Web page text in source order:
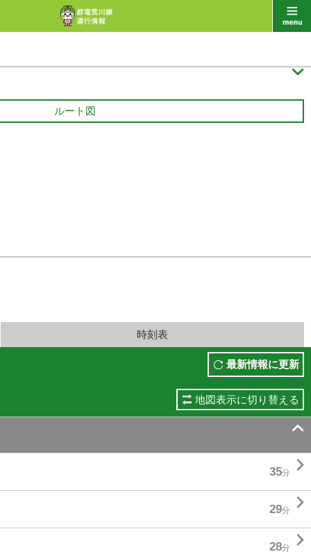

ルート図
時刻表
最新情報に更新
地図表示に切り替える

35分 
29分 
28分 